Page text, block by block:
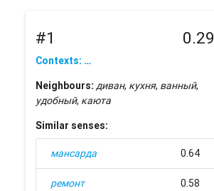
#1 0.29
Contexts: …
Neighbours: диван, кухня, ванный,
удобный, каюта
Similar senses:
мансарда 0.64
ремонт 0.58